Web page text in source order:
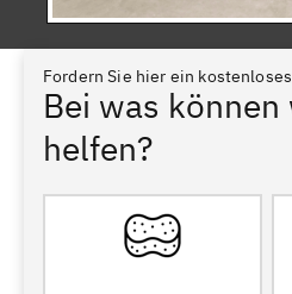
Fordern Sie hier ein
Bei was
helfen?